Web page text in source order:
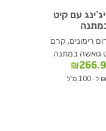
עם קיט
רימונים, קרם
גואשה במתנה
₪
הנוכחי